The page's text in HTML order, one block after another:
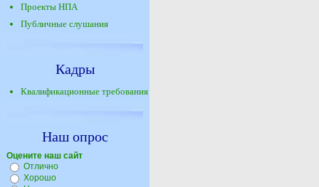
Проекты НПА
Публичные слушания
Кадры
Квалификационные требования
Наш опрос
Оцените наш сайт
Отлично
Хорошо